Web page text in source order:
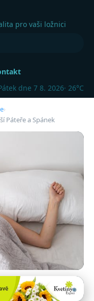
pro vaši ložnici
dne 7 8. 2026· 26°C
›
Páteře a Spánek